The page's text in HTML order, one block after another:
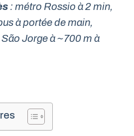
: métro Rossio à 2 min,
à portée de main,
Jorge à ~700 m à